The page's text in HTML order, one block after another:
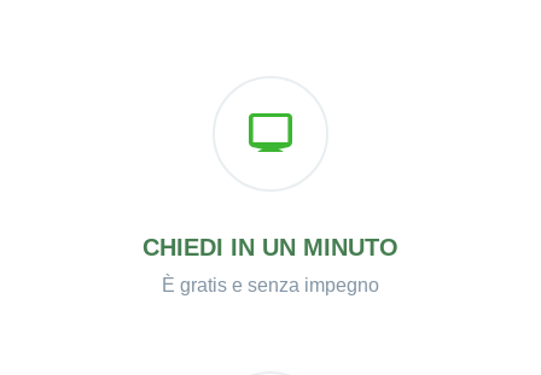
CHIEDI IN UN MINUTO
È gratis e senza impegno